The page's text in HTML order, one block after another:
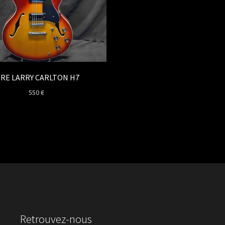
LARRY CARLTON H7
550€
Retrouvez-nous